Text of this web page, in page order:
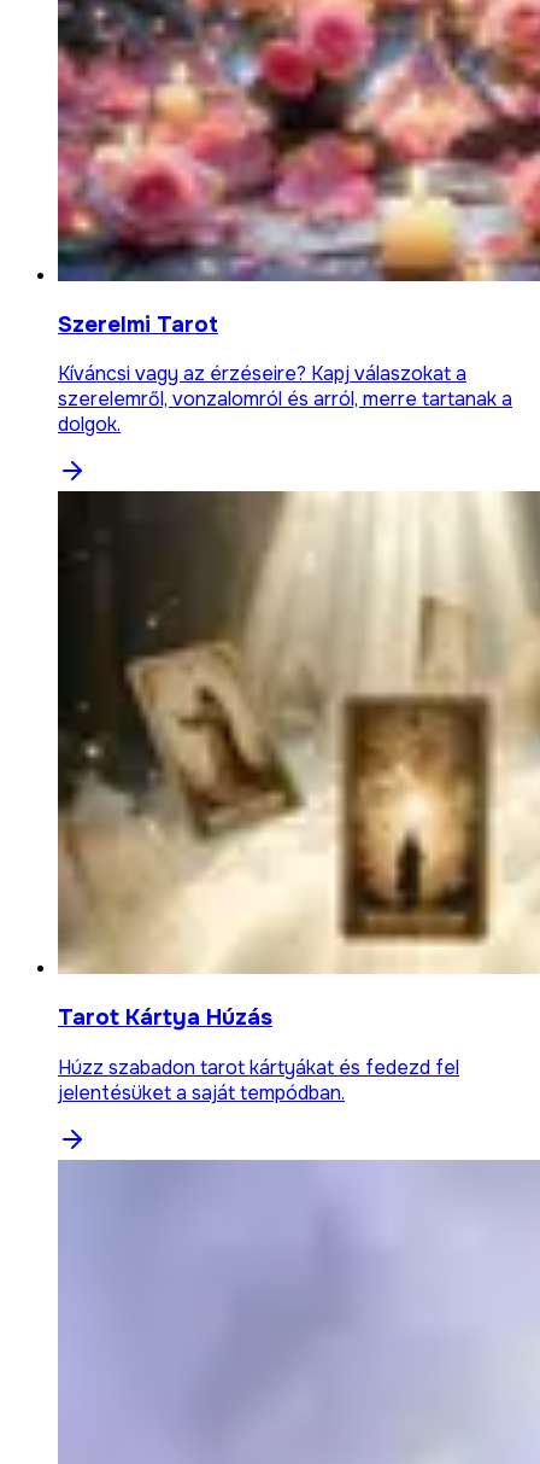
Szerelmi Tarot
Kíváncsi vagy az érzéseire? Kapj válaszokat a
szerelemről, vonzalomról és arról, merre tartanak a
dolgok.
Tarot Kártya Húzás
Húzz szabadon tarot kártyákat és fedezd fel
jelentésüket a saját tempódban.